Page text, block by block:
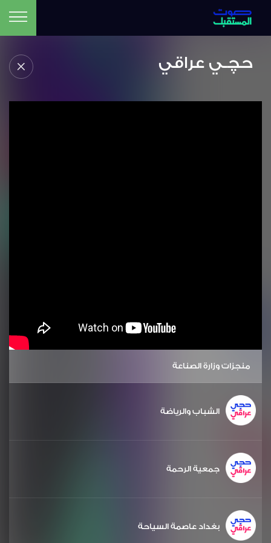
حچـي عراقي
منجزات وزارة الصناعة
الشباب والرياضة
جمعية الرحمة
بغداد عاصمة السياحة